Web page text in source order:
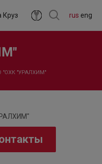
rus eng
Круз
"ОХК "УРАЛХИМ"